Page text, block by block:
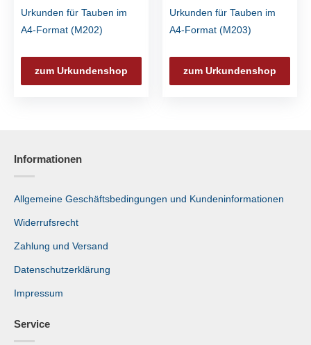
Urkunden für Tauben im
A4-Format (M202)
zum Urkundenshop
Urkunden für Tauben im
A4-Format (M203)
zum Urkundenshop
Informationen
Allgemeine Geschäftsbedingungen und Kundeninformationen
Widerrufsrecht
Zahlung und Versand
Datenschutzerklärung
Impressum
Service